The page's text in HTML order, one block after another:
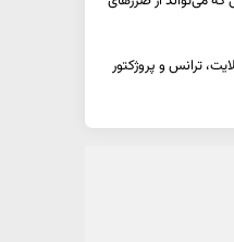
ترانس و پروژکتور